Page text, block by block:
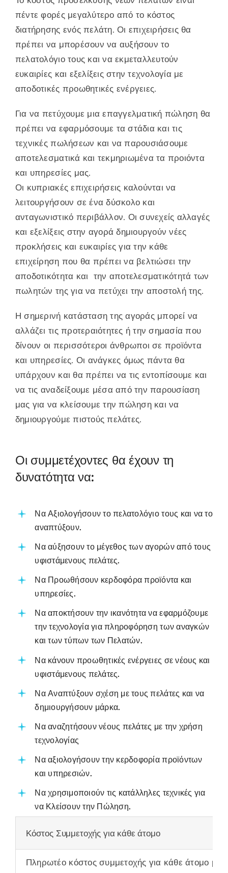
πέντε φορές μεγαλύτερο από το κόστος
διατήρησης ενός πελάτη. Οι επιχειρήσεις θα
πρέπει να μπορέσουν να αυξήσουν το
πελατολόγιο τους και να εκμεταλλευτούν
ευκαιρίες και εξελίξεις στην τεχνολογία με
αποδοτικές προωθητικές ενέργειες.
Για να πετύχουμε μια επαγγελματική πώληση θα
πρέπει να εφαρμόσουμε τα στάδια και τις
τεχνικές πωλήσεων και να παρουσιάσουμε
αποτελεσματικά και τεκμηριωμένα τα προιόντα
και υπηρεσίες μας.
Οι κυπριακές επιχειρήσεις καλούνται να
λειτουργήσουν σε ένα δύσκολο και
ανταγωνιστικό περιβάλλον. Οι συνεχείς αλλαγές
και εξελίξεις στην αγορά δημιουργούν νέες
προκλήσεις και ευκαιρίες για την κάθε
επιχείρηση που θα πρέπει να βελτιώσει την
αποδοτικότητα και την αποτελεσματικότητά των
πωλητών της για να πετύχει την αποστολή της.
Η σημερινή κατάσταση της αγοράς μπορεί να
αλλάζει τις προτεραιότητες ή την σημασία που
δίνουν οι περισσότεροι άνθρωποι σε προϊόντα
και υπηρεσίες. Οι ανάγκες όμως πάντα θα
υπάρχουν και θα πρέπει να τις εντοπίσουμε και
να τις αναδείξουμε μέσα από την παρουσίαση
μας για να κλείσουμε την πώληση και να
δημιουργούμε πιστούς πελάτες.
Οι συμμετέχοντες θα έχουν τη
δυνατότητα να:
Να Αξιολογήσουν το πελατολόγιο τους και να το
αναπτύξουν.
Να αύξησουν το μέγεθος των αγορών από τους
υφιστάμενους πελάτες.
Να Προωθήσουν κερδοφόρα προϊόντα και
υπηρεσίες.
Να αποκτήσουν την ικανότητα να εφαρμόζουμε
την τεχνολογία για πληροφόρηση των αναγκών
και των τύπων των Πελατών.
Να κάνουν προωθητικές ενέργειες σε νέους και
υφιστάμενους πελάτες.
Να Αναπτύξουν σχέση με τους πελάτες και να
δημιουργήσουν μάρκα.
Να αναζητήσουν νέους πελάτες με την χρήση
τεχνολογίας
Να αξιολογήσουν την κερδοφορία προϊόντων
και υπηρεσιών.
Να χρησιμοποιούν τις κατάλληλες τεχνικές για
να Κλείσουν την Πώληση.
Κόστος Συμμετοχής για κάθε άτομο
Πληρωτέο κόστος συμμετοχής για κάθε άτομο